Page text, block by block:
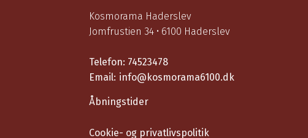
Kosmorama Haderslev
Jomfrustien 34 • 6100 Haderslev
Telefon: 74523478
Email: info@kosmorama6100.dk
Åbningstider
Cookie- og privatlivspolitik